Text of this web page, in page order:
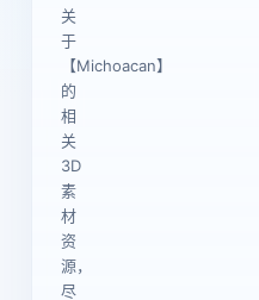
关
于
【Michoacan】
的
相
关
3D
素
材
资
源，
尽